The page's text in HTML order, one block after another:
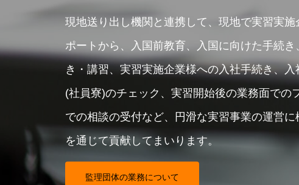
現地送り出し機関と連携して、現地で実習実施
ポートから、入国前教育、入国に向けた手続き
き・講習、実習実施企業様への入社手続き、
(社員寮)のチェック、実習開始後の業務面での
での相談の受付など、円滑な実習事業の運営に
を通じて貢献してまいります。
監理団体の業務について